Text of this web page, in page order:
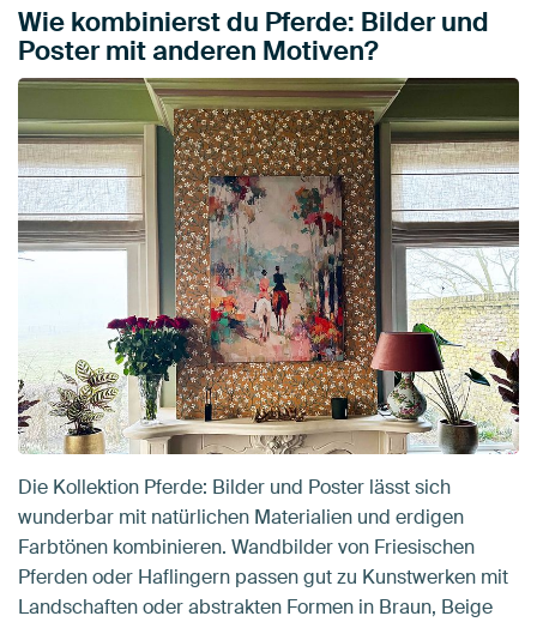
Wie kombinierst du Pferde: Bilder und
Poster mit anderen Motiven?
Die Kollektion Pferde: Bilder und Poster lässt sich
wunderbar mit natürlichen Materialien und erdigen
Farbtönen kombinieren. Wandbilder von Friesischen
Pferden oder Haflingern passen gut zu Kunstwerken mit
Landschaften oder abstrakten Formen in Braun, Beige